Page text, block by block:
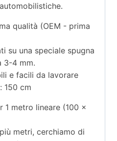
qualità (OEM - prima
su una speciale spugna
3-4 mm.
e facili da lavorare
150 cm
1 metro lineare (100 x
metri, cerchiamo di